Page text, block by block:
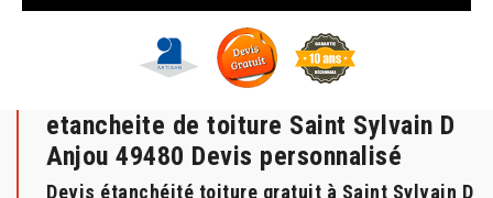
etancheite de toiture Saint Sylvain D
Anjou 49480 Devis personnalisé
Devis étanchéité toiture gratuit à Saint Sylvain D